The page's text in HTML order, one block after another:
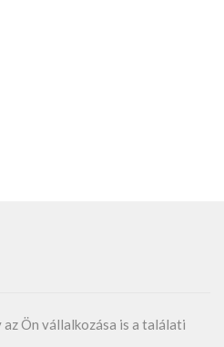
Ön vállalkozása is a találati